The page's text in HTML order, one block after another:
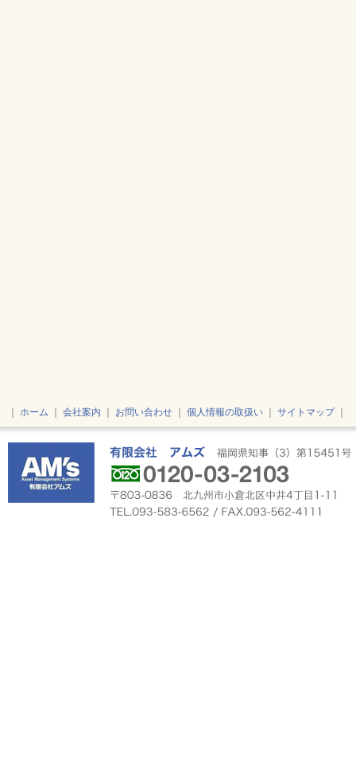
ホーム 会社案内 お問い合わせ 個人情報の取扱い サイトマップ｜